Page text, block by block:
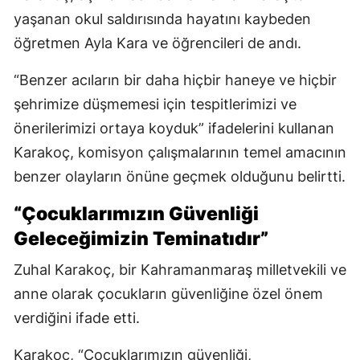
yaşanan okul saldırısında hayatını kaybeden
öğretmen Ayla Kara ve öğrencileri de andı.
“Benzer acıların bir daha hiçbir haneye ve hiçbir
şehrimize düşmemesi için tespitlerimizi ve
önerilerimizi ortaya koyduk” ifadelerini kullanan
Karakoç, komisyon çalışmalarının temel amacının
benzer olayların önüne geçmek olduğunu belirtti.
“Çocuklarımızın Güvenliği
Geleceğimizin Teminatıdır”
Zuhal Karakoç, bir Kahramanmaraş milletvekili ve
anne olarak çocukların güvenliğine özel önem
verdiğini ifade etti.
Karakoç, “Çocuklarımızın güvenliği,